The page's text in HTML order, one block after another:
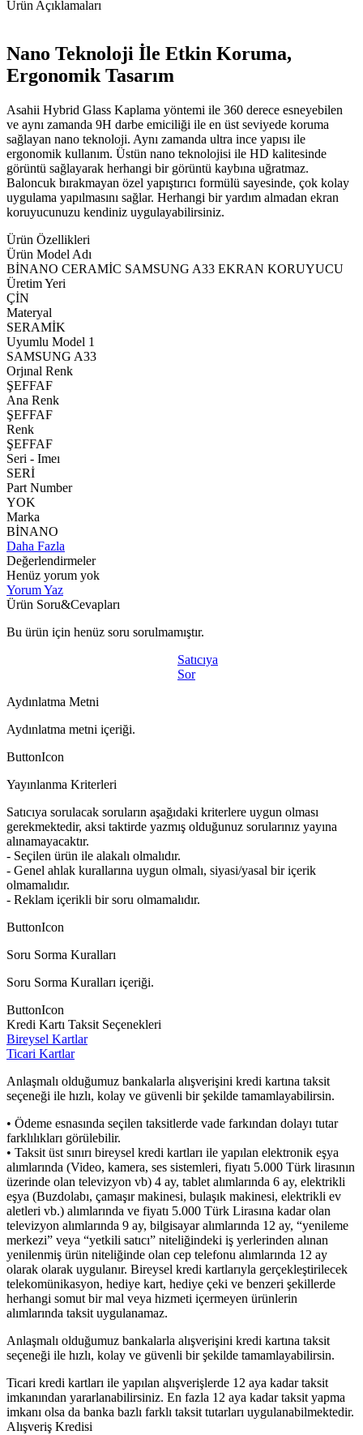
Ürün Açıklamaları
Nano Teknoloji İle Etkin Koruma,
Ergonomik Tasarım
Asahii Hybrid Glass Kaplama yöntemi ile 360 derece esneyebilen
ve aynı zamanda 9H darbe emiciliği ile en üst seviyede koruma
sağlayan nano teknoloji. Aynı zamanda ultra ince yapısı ile
ergonomik kullanım. Üstün nano teknolojisi ile HD kalitesinde
görüntü sağlayarak herhangi bir görüntü kaybına uğratmaz.
Baloncuk bırakmayan özel yapıştırıcı formülü sayesinde, çok kolay
uygulama yapılmasını sağlar. Herhangi bir yardım almadan ekran
koruyucunuzu kendiniz uygulayabilirsiniz.
Ürün Özellikleri
Ürün Model Adı
BİNANO CERAMİC SAMSUNG A33 EKRAN KORUYUCU
Üretim Yeri
ÇİN
Materyal
SERAMİK
Uyumlu Model 1
SAMSUNG A33
Orjınal Renk
ŞEFFAF
Ana Renk
ŞEFFAF
Renk
ŞEFFAF
Seri - Imeı
SERİ
Part Number
YOK
Marka
BİNANO
Daha Fazla
Değerlendirmeler
Henüz yorum yok
Yorum Yaz
Ürün Soru&Cevapları
Bu ürün için henüz soru sorulmamıştır.
Satıcıya
Sor
Aydınlatma Metni
Aydınlatma metni içeriği.
ButtonIcon
Yayınlanma Kriterleri
Satıcıya sorulacak soruların aşağıdaki kriterlere uygun olması
gerekmektedir, aksi taktirde yazmış olduğunuz sorularınız yayına
alınamayacaktır.
- Seçilen ürün ile alakalı olmalıdır.
- Genel ahlak kurallarına uygun olmalı, siyasi/yasal bir içerik
olmamalıdır.
- Reklam içerikli bir soru olmamalıdır.
ButtonIcon
Soru Sorma Kuralları
Soru Sorma Kuralları içeriği.
ButtonIcon
Kredi Kartı Taksit Seçenekleri
Bireysel Kartlar
Ticari Kartlar
Anlaşmalı olduğumuz bankalarla alışverişini kredi kartına taksit
seçeneği ile hızlı, kolay ve güvenli bir şekilde tamamlayabilirsin.
• Ödeme esnasında seçilen taksitlerde vade farkından dolayı tutar
farklılıkları görülebilir.
• Taksit üst sınırı bireysel kredi kartları ile yapılan elektronik eşya
alımlarında (Video, kamera, ses sistemleri, fiyatı 5.000 Türk lirasının
üzerinde olan televizyon vb) 4 ay, tablet alımlarında 6 ay, elektrikli
eşya (Buzdolabı, çamaşır makinesi, bulaşık makinesi, elektrikli ev
aletleri vb.) alımlarında ve fiyatı 5.000 Türk Lirasına kadar olan
televizyon alımlarında 9 ay, bilgisayar alımlarında 12 ay, “yenileme
merkezi” veya “yetkili satıcı” niteliğindeki iş yerlerinden alınan
yenilenmiş ürün niteliğinde olan cep telefonu alımlarında 12 ay
olarak olarak uygulanır. Bireysel kredi kartlarıyla gerçekleştirilecek
telekomünikasyon, hediye kart, hediye çeki ve benzeri şekillerde
herhangi somut bir mal veya hizmeti içermeyen ürünlerin
alımlarında taksit uygulanamaz.
Anlaşmalı olduğumuz bankalarla alışverişini kredi kartına taksit
seçeneği ile hızlı, kolay ve güvenli bir şekilde tamamlayabilirsin.
Ticari kredi kartları ile yapılan alışverişlerde 12 aya kadar taksit
imkanından yararlanabilirsiniz. En fazla 12 aya kadar taksit yapma
imkanı olsa da banka bazlı farklı taksit tutarları uygulanabilmektedir.
Alışveriş Kredisi